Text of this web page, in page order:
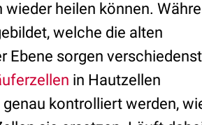
heilen können.
welche die alten
Ebene sorgen
in Hautzellen
kontrolliert werden,